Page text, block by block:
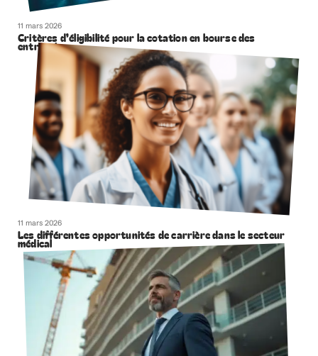
11 mars 2026
Critères d’éligibilité pour la cotation en bourse des
entreprises
11 mars 2026
Les différentes opportunités de carrière dans le secteur
médical